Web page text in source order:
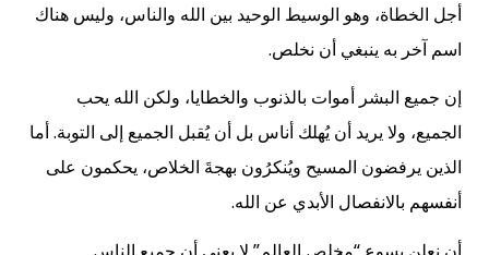
أجل الخطاة، وهو الوسيط الوحيد بين الله والناس، وليس هناك
اسم آخر به ينبغي أن نخلص.
إن جميع البشر أموات بالذنوب والخطايا، ولكن الله يحب
الجميع، ولا يريد أن يُهلك أناس بل أن يُقبل الجميع إلى التوبة. أما
الذين يرفضون المسيح ويُنكرُون بهجةَ الخلاص، يحكمون على
أنفسهم بالانفصال الأبدي عن الله.
أن نعلن يسوع “مخلص العالم” لا يعني أن جميع الناس